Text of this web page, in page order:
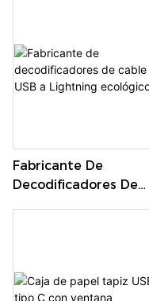
Fabricante De
Decodificadores De